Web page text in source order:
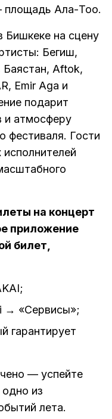
площадь Ала-Тоо.
Бишкеке на сцену
Бегиш,
Баястан, Aftok,
Emir Aga и
подарит
и атмосферу
фестиваля. Гости
на концерт
приложение
билет,
→ «Сервисы»;
гарантирует
— успейте
одно из
лета.